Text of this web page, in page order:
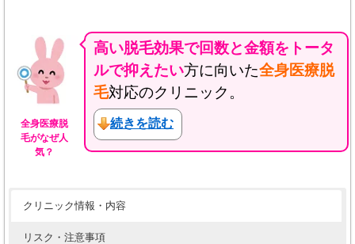
全身医療脱
毛がなぜ人
気？
高い脱毛効果で回数と金額をトータ
ルで抑えたい方に向いた全身医療脱
毛対応のクリニック。
続きを読む
クリニック情報・内容
リスク・注意事項